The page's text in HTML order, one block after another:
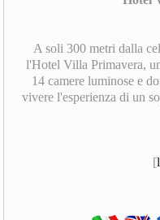
A soli 300 metri dalla
l'Hotel Villa Primavera,
14 camere luminose e
vivere l'esperienza di un
[